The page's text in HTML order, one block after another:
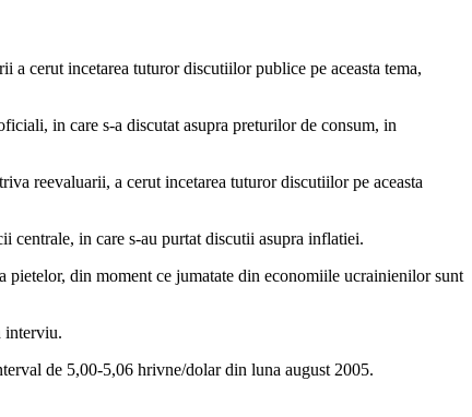
a cerut incetarea tuturor discutiilor publice pe aceasta tema,
in care s-a discutat asupra preturilor de consum, in
reevaluarii, a cerut incetarea tuturor discutiilor pe aceasta
centrale, in care s-au purtat discutii asupra inflatiei.
pietelor, din moment ce jumatate din economiile ucrainienilor sunt
interviu.
de 5,00-5,06 hrivne/dolar din luna august 2005.